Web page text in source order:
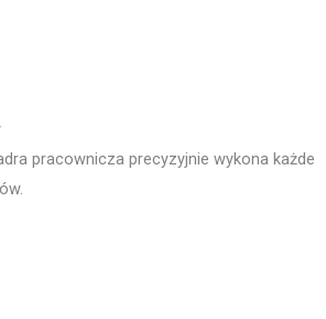
pracownicza precyzyjnie wykona każde